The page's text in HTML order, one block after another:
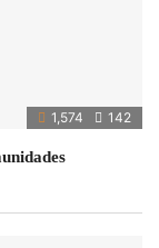
1,574 142